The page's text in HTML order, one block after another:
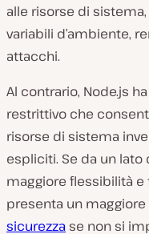
alle risorse di
variabili d’ambiente,
attacchi.
Al contrario, Node.js
restrittivo che
risorse di sistema
espliciti. Se da un
maggiore flessibilità e
presenta un
sicurezza se non si